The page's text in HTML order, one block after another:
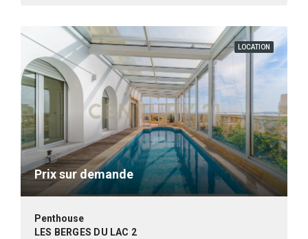
LOCATION
Prix sur demande
Penthouse
LES BERGES DU LAC 2